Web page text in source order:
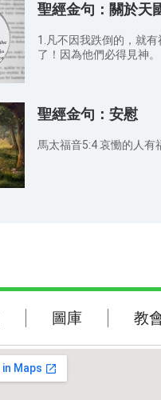
聖經金句：關於天
1.凡不因我跌倒的，就有福了！
了！因為他們必得見神。（馬太福音
恤。（馬太福音5:7） 7.飢渴慕義的人有福了！因為他們必得飽
的。（馬太福音5:10）
聖經金句：安慰
馬太福音5:4 哀慟的人有
敬拜詩歌
圖庫 教